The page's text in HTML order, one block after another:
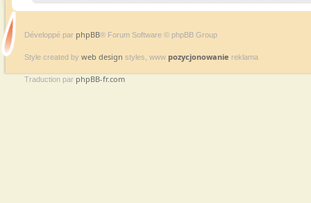
Développé par phpBB® Forum Software © phpBB Group
Style created by web design styles, www pozycjonowanie reklama
Traduction par phpBB-fr.com